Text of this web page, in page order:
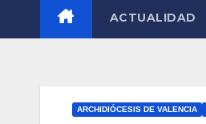
ACTUALIDAD
ARCHIDIÓCESIS DE VALENCIA